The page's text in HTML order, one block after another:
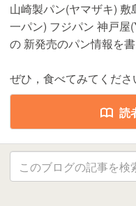
山崎製パン(ヤマザキ)
一パン) フジパン 神戸
の 新発売のパン情報を
ぜひ，食べてみてくださ
読